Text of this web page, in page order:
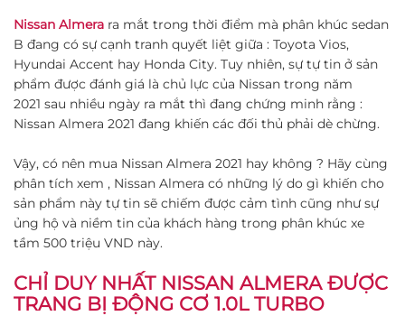
Nissan Almera ra mắt trong thời điểm mà phân khúc sedan
B đang có sự cạnh tranh quyết liệt giữa : Toyota Vios,
Hyundai Accent hay Honda City. Tuy nhiên, sự tự tin ở sản
phẩm được đánh giá là chủ lực của Nissan trong năm
2021 sau nhiều ngày ra mắt thì đang chứng minh rằng :
Nissan Almera 2021 đang khiến các đối thủ phải dè chừng.
Vậy, có nên mua Nissan Almera 2021 hay không ? Hãy cùng
phân tích xem , Nissan Almera có những lý do gì khiến cho
sản phẩm này tự tin sẽ chiếm được cảm tình cũng như sự
ủng hộ và niềm tin của khách hàng trong phân khúc xe
tầm 500 triệu VND này.
CHỈ DUY NHẤT NISSAN ALMERA ĐƯỢC
TRANG BỊ ĐỘNG CƠ 1.0L TURBO